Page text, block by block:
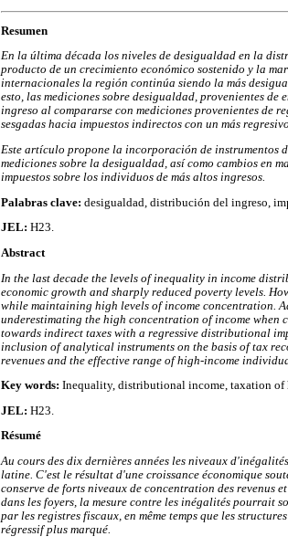
Resumen
En la última década los niveles de desigualdad en la
producto de un crecimiento económico sostenido y la
internacionales la región continúa siendo la más
esto, las mediciones sobre desigualdad, provenientes
ingreso al compararse con mediciones provenientes de
sesgadas hacia impuestos indirectos con un más
Este artículo propone la incorporación de instrumentos
mediciones sobre la desigualdad, así como cambios en
impuestos sobre los individuos de más altos ingresos.
Palabras clave: desigualdad, distribución del ingreso,
JEL: H23.
Abstract
In the last decade the levels of inequality in income
economic growth and sharply reduced poverty levels.
while maintaining high levels of income concentration.
underestimating the high concentration of income when
towards indirect taxes with a regressive distributional
inclusion of analytical instruments on the basis of tax
revenues and the effective range of high-income
Key words: Inequality, distributional income, taxation
JEL: H23.
Résumé
Au cours des dix dernières années les niveaux
latine. C'est le résultat d'une croissance économique
conserve de forts niveaux de concentration des revenus
dans les foyers, la mesure contre les inégalités pourrait
par les registres fiscaux, en même temps que les
régressif plus marqué.